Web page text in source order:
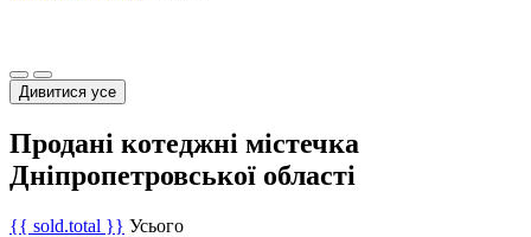
Дивитися усе
Продані котеджні містечка
Дніпропетровської області
{{ sold.total }} Усього